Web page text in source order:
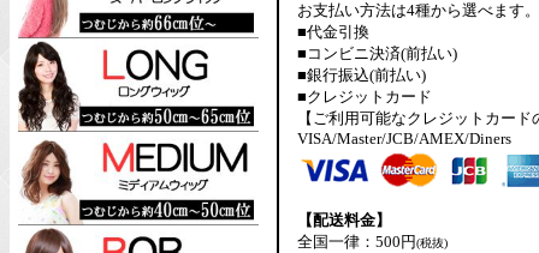
お支払い方法は4種から選べます。
■代金引換
■コンビニ決済(前払い)
■銀行振込(前払い)
■クレジットカード
【ご利用可能なクレジットカード
VISA/Master/JCB/AMEX/Diners
【配送料金】
全国一律：500円(税抜)